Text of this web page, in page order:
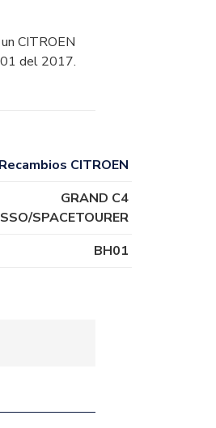
CITROEN
del 2017.
Recambios CITROEN
GRAND C4
SPACETOURER
BH01